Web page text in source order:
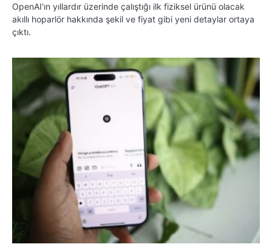
OpenAI'ın yıllardır üzerinde çalıştığı ilk fiziksel ürünü olacak
akıllı hoparlör hakkında şekil ve fiyat gibi yeni detaylar ortaya
çıktı.